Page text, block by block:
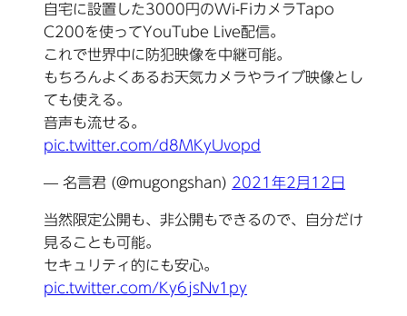
自宅に設置した3000円のWi-FiカメラTapo
C200を使ってYouTube Live配信。
これで世界中に防犯映像を中継可能。
もちろんよくあるお天気カメラやライブ映像とし
ても使える。
音声も流せる。
pic.twitter.com/d8MKyUvopd
— 名言君 (@mugongshan) 2021年2月12日
当然限定公開も、非公開もできるので、自分だけ
見ることも可能。
セキュリティ的にも安心。
pic.twitter.com/Ky6jsNv1py